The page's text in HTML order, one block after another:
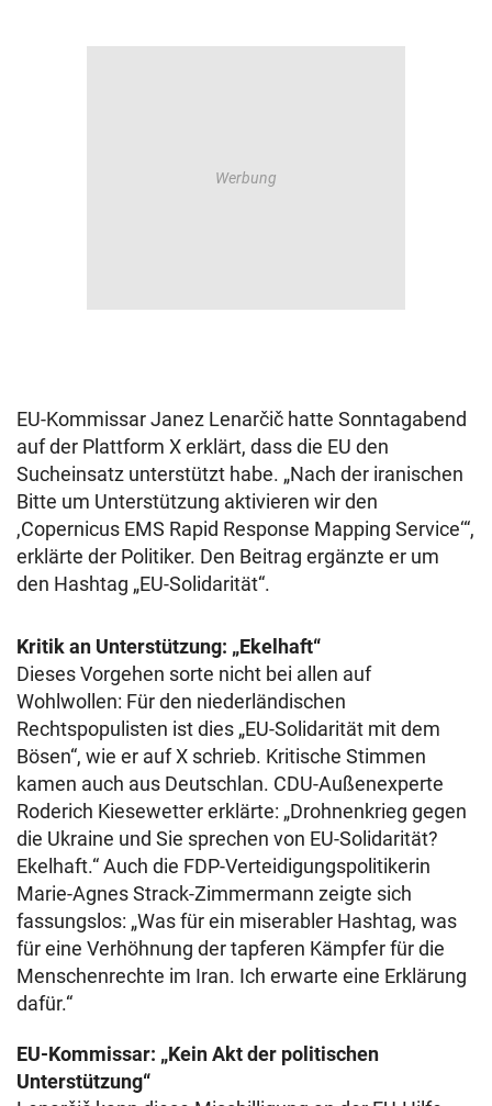
EU-Kommissar Janez Lenarčič hatte Sonntagabend
auf der Plattform X erklärt, dass die EU den
Sucheinsatz unterstützt habe. „Nach der iranischen
Bitte um Unterstützung aktivieren wir den
,Copernicus EMS Rapid Response Mapping Service‘“,
erklärte der Politiker. Den Beitrag ergänzte er um
den Hashtag „EU-Solidarität“.
Kritik an Unterstützung: „Ekelhaft“
Dieses Vorgehen sorte nicht bei allen auf
Wohlwollen: Für den niederländischen
Rechtspopulisten ist dies „EU-Solidarität mit dem
Bösen“, wie er auf X schrieb. Kritische Stimmen
kamen auch aus Deutschlan. CDU-Außenexperte
Roderich Kiesewetter erklärte: „Drohnenkrieg gegen
die Ukraine und Sie sprechen von EU-Solidarität?
Ekelhaft.“ Auch die FDP-Verteidigungspolitikerin
Marie-Agnes Strack-Zimmermann zeigte sich
fassungslos: „Was für ein miserabler Hashtag, was
für eine Verhöhnung der tapferen Kämpfer für die
Menschenrechte im Iran. Ich erwarte eine Erklärung
dafür.“
EU-Kommissar: „Kein Akt der politischen
Unterstützung“